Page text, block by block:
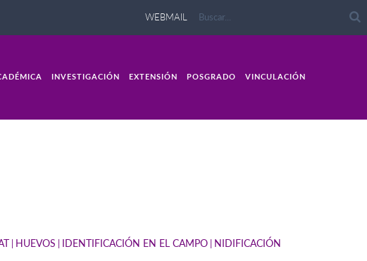
WEBMAIL
INVESTIGACIÓN EXTENSIÓN POSGRADO VINCULACIÓN
HUEVOS IDENTIFICACIÓN EN EL CAMPO NIDIFICACIÓN